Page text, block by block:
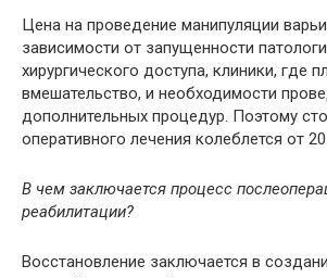
Цена на проведение манипуляции
зависимости от запущенности
хирургического доступа, клиники, где
вмешательство, и необходимости
дополнительных процедур. Поэтому
оперативного лечения колеблется от
В чем заключается процесс
реабилитации?
Восстановление заключается в